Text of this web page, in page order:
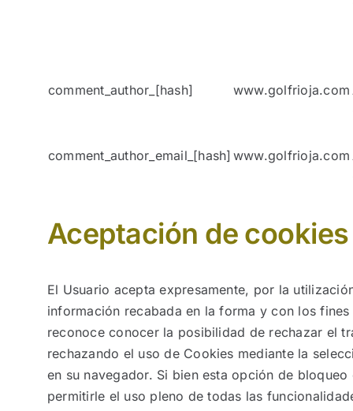
comment_author_[hash] www.golfrioja.com
comment_author_email_[hash] www.golfrioja.com
Aceptación de cookies
El Usuario acepta expresamente, por la
información recabada en la forma y con los
reconoce conocer la posibilidad de rechazar el
rechazando el uso de Cookies mediante la
en su navegador. Si bien esta opción de
permitirle el uso pleno de todas las